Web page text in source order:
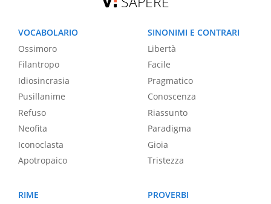
VOCABOLARIO
Ossimoro
Filantropo
Idiosincrasia
Pusillanime
Refuso
Neofita
Iconoclasta
Apotropaico
SINONIMI E CONTRARI
Libertà
Facile
Pragmatico
Conoscenza
Riassunto
Paradigma
Gioia
Tristezza
RIME
PROVERBI